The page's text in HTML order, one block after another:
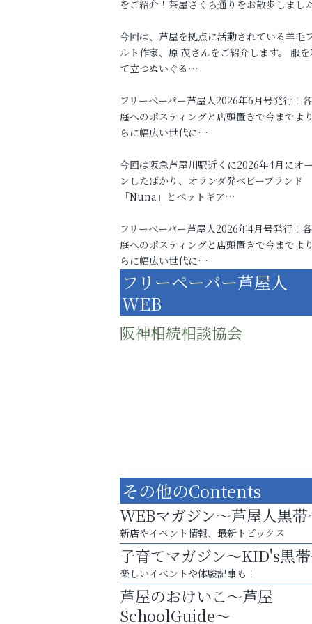
をご紹介！茶屋さくら通りをお散歩しまし
今回は、芦屋を拠点に活動されている羊毛
ルト作家、原 茂さんをご紹介します。 服を
て立つぬいぐる…
フリーペーパー芦屋人2026年6月号発行！
庭へのポスティングと店頭置きで今までよ
らに幅広い世代に…
今回は阪急芦屋川駅近くに2026年4月にオ
ンしたばかり、オランダ発ベビーブランド
「Nuna」とペットギア…
フリーペーパー芦屋人2026年4月号発行！
庭へのポスティングと店頭置きで今までよ
らに幅広い世代に…
フリーペーパー芦屋人
WEB
阪神相続相談協会
まずは話してみませんか？
「相続」無料相談会カフェ
芦屋インターナショナルスク
その他のContents
WEBマガジン～芦屋人黒帯
新店やイベント情報、最新トピックス
子育てマガジン～KID's黒
楽しいイベントや体験記事も！
芦屋のおけいこ～芦屋
SchoolGuide～